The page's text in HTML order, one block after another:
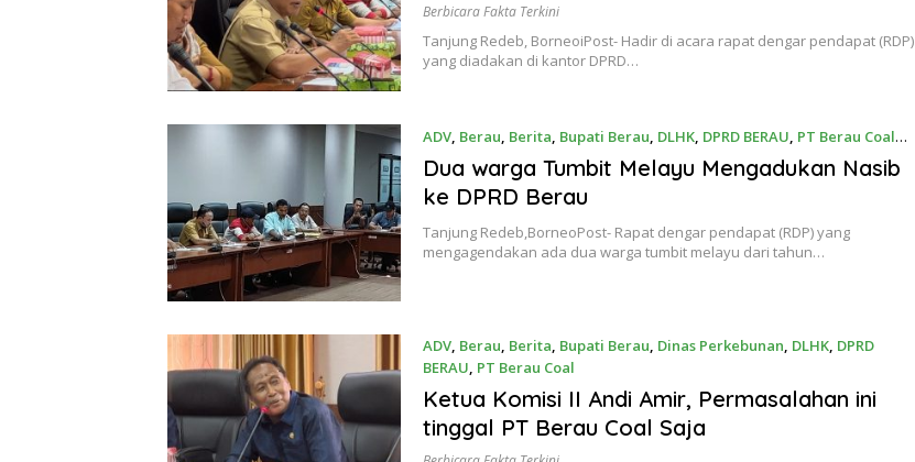
Berbicara Fakta Terkini
Tanjung Redeb, BorneoiPost- Hadir di acara rapat dengar pendapat (RDP)
yang diadakan di kantor DPRD…
ADV, Berau, Berita, Bupati Berau, DLHK, DPRD BERAU, PT Berau Coal
Mei 10, 2023
Dua warga Tumbit Melayu Mengadukan Nasib
ke DPRD Berau
Tanjung Redeb,BorneoPost- Rapat dengar pendapat (RDP) yang
mengagendakan ada dua warga tumbit melayu dari tahun…
ADV, Berau, Berita, Bupati Berau, Dinas Perkebunan, DLHK, DPRD
BERAU, PT Berau Coal
Mei 10, 2023
Ketua Komisi II Andi Amir, Permasalahan ini
tinggal PT Berau Coal Saja